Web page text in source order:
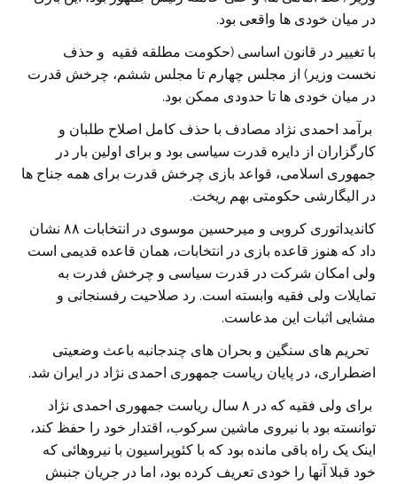
در میان خودی ها واقعی بود.
با تغییر در قانون اساسی (حکومت مطلقه فقیه و حذف
نخست وزیر) از مجلس چهارم تا مجلس ششم، چرخش قدرت
در میان خودی ها تا حدودی ممکن بود.
برآمد احمدی نژاد مصادف با حذف کامل اصلاح طلبان و
کارگزاران از دایره قدرت سیاسی بود و برای اولین بار در
جمهوری اسلامی، قواعد بازی چرخش قدرت برای همه جناح ها
در الیگارشی حکومتی بهم ریخت.
کاندیداتوری کروبی و میرحسین موسوی در انتخابات ۸۸ نشان
داد که هنوز قاعده بازی در انتخابات، همان قاعده قدیمی است
ولی امکان شرکت در قدرت سیاسی و چرخش فدرت به
تمایلات ولی فقیه وابسته است. رد صلاحیت رفسنجانی و
مشایی اثبات این مدعاست.
تحریم های سنگین و بحران های چندجانبه باعث وضعیتی
اضطراری، در پایان ریاست جمهوری احمدی نژاد در ایران شد.
برای ولی فقیه که در ٨ سال ریاست جمهوری احمدی نژاد
توانسته بود با نیروی ماشین سرکوب، اقتدار خود را حفظ کند،
اینک یک راه باقی مانده بود که با کئوپراسیون با نیروهائی که
خود قبلا آنها را خودی تعریف کرده بود، اما در جریان جنبش